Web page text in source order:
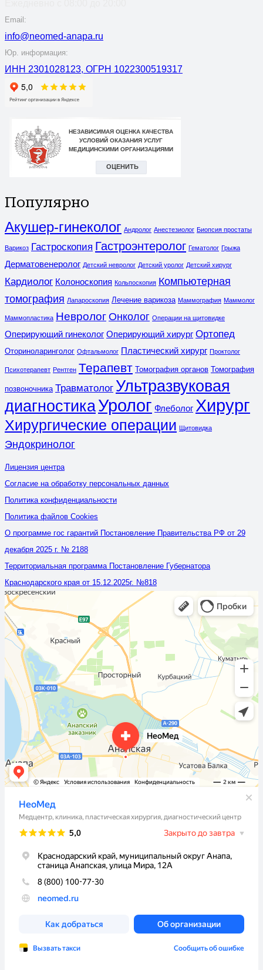
Email:
info@neomed-anapa.ru
Юр. информация:
ИНН 2301028123, ОГРН 1022300519317
Популярно
Акушер-гинеколог Андролог Анестезиолог Биопсия простаты
Варикоз Гастроскопия Гастроэнтеролог Гематолог Грыжа
Дерматовенеролог Детский невролог Детский уролог Детский хирург
Кардиолог Колоноскопия Кольпоскопия Компьютерная
томография Лапароскопия Лечение варикоза Маммография Маммолог
Маммопластика Невролог Онколог Операции на щитовидке
Оперирующий гинеколог Оперирующий хирург Ортопед
Оториноларинголог Офтальмолог Пластический хирург Проктолог
Психотерапевт Рентген Терапевт Томография органов Томография
позвоночника Травматолог Ультразвуковая
диагностикаУролог Флеболог Хирург
Хирургические операции Щитовидка
Эндокринолог
Лицензия центра
Согласие на обработку персональных данных
Политика конфиденциальности
Политика файлов Cookies
О программе гос гарантий Постановление Правительства РФ от 29
декабря 2025 г. № 2188
Территориальная программа Постановление Губернатора
Краснодарского края от 15.12.2025г. №818